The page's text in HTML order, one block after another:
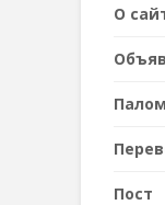
О
Пост